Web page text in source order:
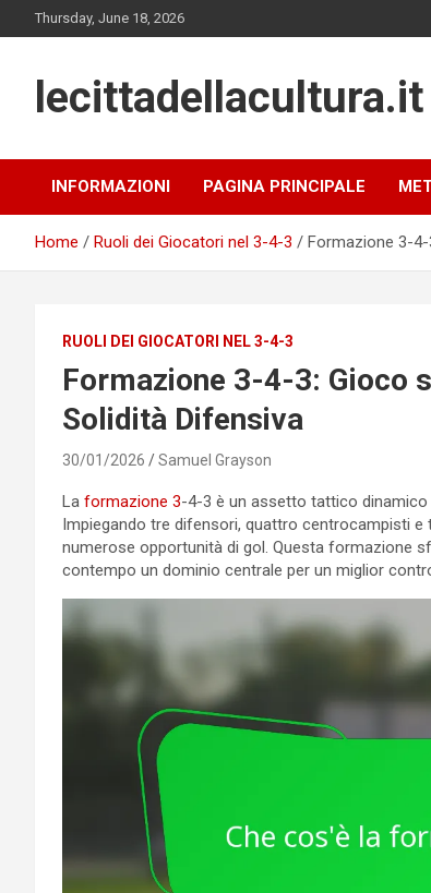
to
Thursday, June 18, 2026
lecittadellacultura.it
INFORMAZIONI PAGINA PRINCIPALE
Home Ruoli dei Giocatori nel 3-4-3 Formazione 3-4-
RUOLI DEI GIOCATORI NEL 3-4-3
Formazione 3-4-3: Gioco
Solidità Difensiva
30/01/2026 Samuel Grayson
La formazione 3-4-3 è un assetto tattico
Impiegando tre difensori, quattro centrocampisti
numerose opportunità di gol. Questa formazione
contempo un dominio centrale per un miglior